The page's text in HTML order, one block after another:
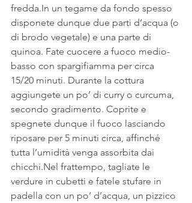
fredda.In un tegame da fondo spesso
disponete dunque due parti d’acqua (o
di brodo vegetale) e una parte di
quinoa. Fate cuocere a fuoco medio-
basso con spargifiamma per circa
15/20 minuti. Durante la cottura
aggiungete un po’ di curry o curcuma,
secondo gradimento. Coprite e
spegnete dunque il fuoco lasciando
riposare per 5 minuti circa, affinché
tutta l’umidità venga assorbita dai
chicchi.Nel frattempo, tagliate le
verdure in cubetti e fatele stufare in
padella con un po’ d’acqua, un pizzico